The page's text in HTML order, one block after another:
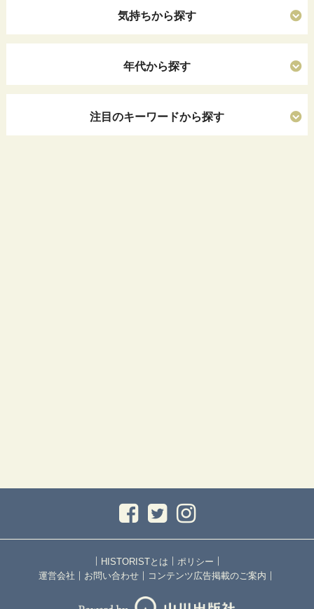
気持ちから探す
年代から探す
注目のキーワードから探す
｜ HISTORISTとは ｜ ポリシー ｜
運営会社 ｜ お問い合わせ ｜ コンテンツ広告掲載のご案内 ｜